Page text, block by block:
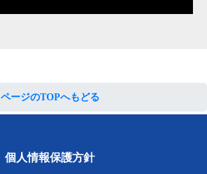
ページのTOPへもどる
個人情報保護方針